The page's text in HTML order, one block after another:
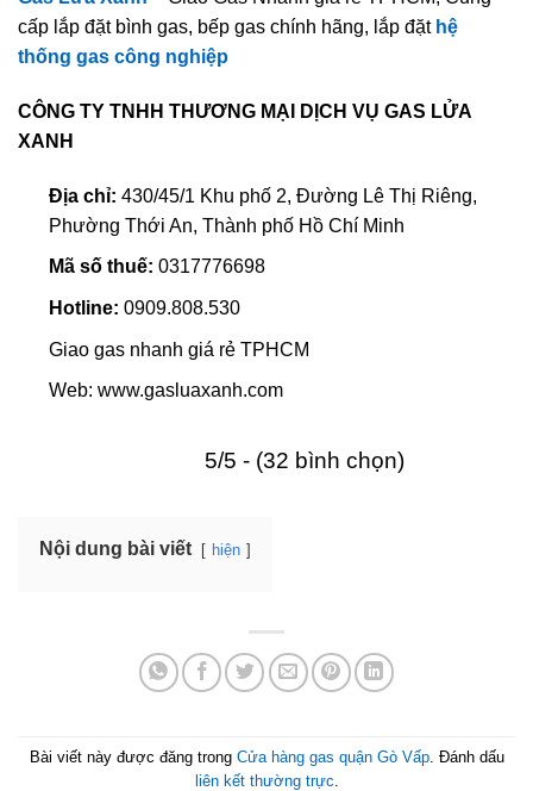
cấp lắp đặt bình gas, bếp gas chính hãng, lắp đặt hệ
thống gas công nghiệp
CÔNG TY TNHH THƯƠNG MẠI DỊCH VỤ GAS LỬA
XANH
Địa chỉ: 430/45/1 Khu phố 2, Đường Lê Thị Riêng,
Phường Thới An, Thành phố Hồ Chí Minh
Mã số thuế: 0317776698
Hotline: 0909.808.530
Giao gas nhanh giá rẻ TPHCM
Web: www.gasluaxanh.com
5/5 - (32 bình chọn)
Nội dung bài viết hiện
Bài viết này được đăng trong Cửa hàng gas quận Gò Vấp. Đánh dấu
liên kết thường trực